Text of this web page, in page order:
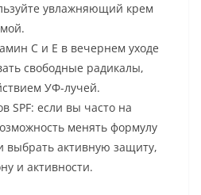
увлажняющий крем
C и Е в вечернем уходе
свободные радикалы,
УФ-лучей.
SPF: если вы часто на
менять формулу
выбрать активную защиту,
и активности.